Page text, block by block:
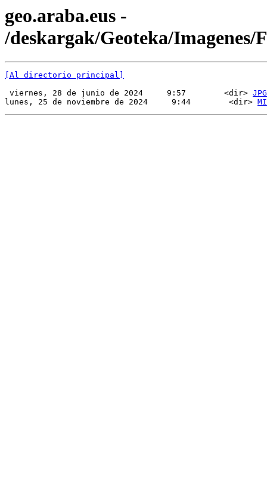
geo.araba.eus -
/deskargak/Geoteka/Imagenes/
[Al directorio principal]
viernes, 28 de junio de 2024     9:57        <dir> JPG
lunes, 25 de noviembre de 2024     9:44        <dir>